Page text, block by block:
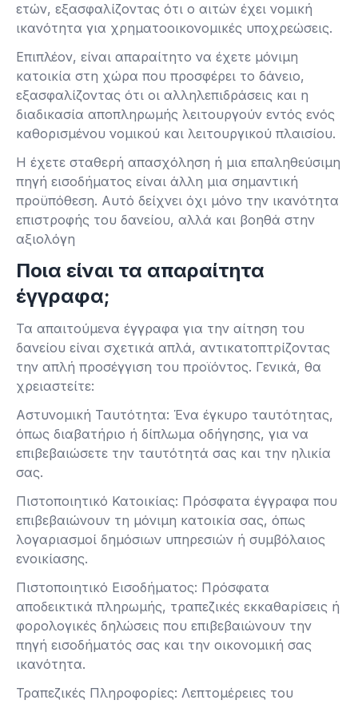
ετών, εξασφαλίζοντας ότι ο αιτών έχει νομική
ικανότητα για χρηματοοικονομικές υποχρεώσεις.
Επιπλέον, είναι απαραίτητο να έχετε μόνιμη
κατοικία στη χώρα που προσφέρει το δάνειο,
εξασφαλίζοντας ότι οι αλληλεπιδράσεις και η
διαδικασία αποπληρωμής λειτουργούν εντός ενός
καθορισμένου νομικού και λειτουργικού πλαισίου.
Η έχετε σταθερή απασχόληση ή μια επαληθεύσιμη
πηγή εισοδήματος είναι άλλη μια σημαντική
προϋπόθεση. Αυτό δείχνει όχι μόνο την ικανότητα
επιστροφής του δανείου, αλλά και βοηθά στην
αξιολόγη
Ποια είναι τα απαραίτητα
έγγραφα;
Τα απαιτούμενα έγγραφα για την αίτηση του
δανείου είναι σχετικά απλά, αντικατοπτρίζοντας
την απλή προσέγγιση του προϊόντος. Γενικά, θα
χρειαστείτε:
Αστυνομική Ταυτότητα: Ένα έγκυρο ταυτότητας,
όπως διαβατήριο ή δίπλωμα οδήγησης, για να
επιβεβαιώσετε την ταυτότητά σας και την ηλικία
σας.
Πιστοποιητικό Κατοικίας: Πρόσφατα έγγραφα που
επιβεβαιώνουν τη μόνιμη κατοικία σας, όπως
λογαριασμοί δημόσιων υπηρεσιών ή συμβόλαιος
ενοικίασης.
Πιστοποιητικό Εισοδήματος: Πρόσφατα
αποδεικτικά πληρωμής, τραπεζικές εκκαθαρίσεις ή
φορολογικές δηλώσεις που επιβεβαιώνουν την
πηγή εισοδήματός σας και την οικονομική σας
ικανότητα.
Τραπεζικές Πληροφορίες: Λεπτομέρειες του